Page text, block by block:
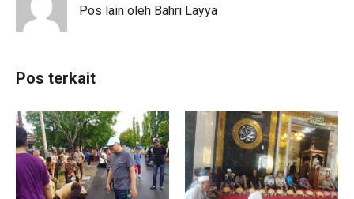
Pos lain oleh Bahri Layya
Pos terkait